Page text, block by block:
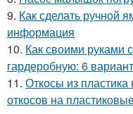
9. Как сделать ручной
информация
10. Как своими руками
гардеробную: 6
11. Откосы из
откосов на